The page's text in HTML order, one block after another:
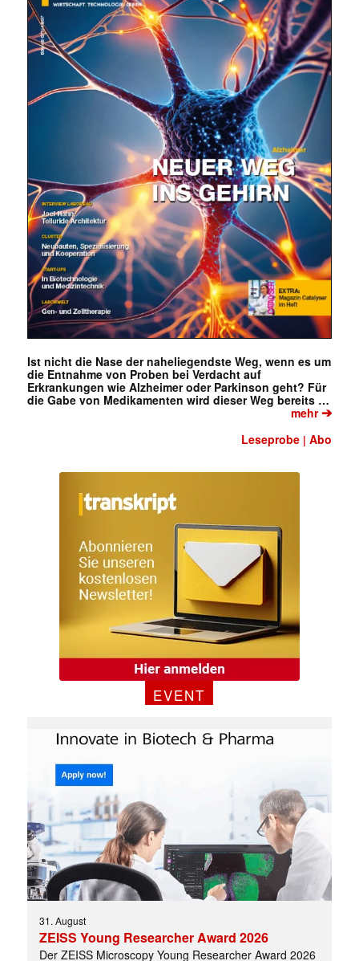
Ist nicht die Nase der naheliegendste Weg, wenn es um
die Entnahme von Proben bei Verdacht auf
Erkrankungen wie Alzheimer oder Parkinson geht? Für
die Gabe von Medikamenten wird dieser Weg bereits …
mehr➔
Leseprobe |Abo
EVENT
31. August
ZEISS Young Researcher Award 2026
Der ZEISS Microscopy Young Researcher Award 2026